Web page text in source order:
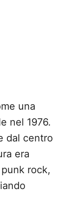
una
nel 1976.
dal centro
era
rock,